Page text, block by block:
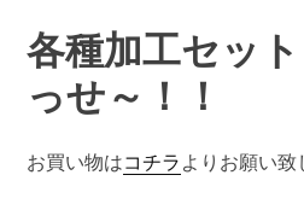
各種加工セッ
っせ～！！
お買い物はコチラ よりお願い致